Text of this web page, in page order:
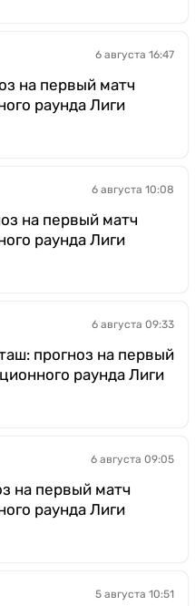
6 августа 16:47
на первый матч
раунда Лиги
6 августа 10:08
на первый матч
раунда Лиги
6 августа 09:33
прогноз на первый
раунда Лиги
6 августа 09:05
на первый матч
раунда Лиги
5 августа 10:51